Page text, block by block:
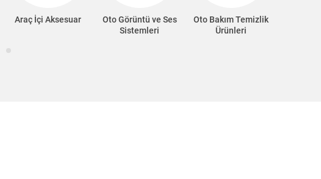
Araç İçi Aksesuar
Oto Görüntü ve Ses
Sistemleri
Oto Bakım Temizlik
Ürünleri